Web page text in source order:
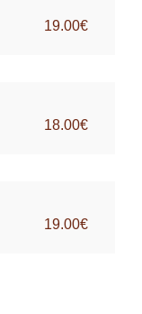
19.00€
18.00€
19.00€